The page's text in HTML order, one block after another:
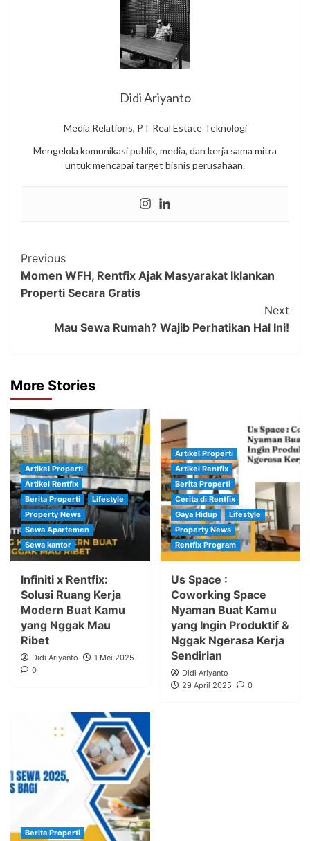
Didi Ariyanto
Media Relations, PT Real Estate Teknologi
Mengelola komunikasi publik, media, dan kerja sama mitra
untuk mencapai target bisnis perusahaan.
Post
Navigation
Previous
Momen WFH, Rentfix Ajak Masyarakat Iklankan
Properti Secara Gratis
Next
Mau Sewa Rumah? Wajib Perhatikan Hal Ini!
More Stories
Artikel Properti
Artikel Rentfix
Berita Properti
Lifestyle
Property News
Sewa Apartemen
Sewa kantor
Infiniti x Rentfix:
Solusi Ruang Kerja
Modern Buat Kamu
yang Nggak Mau
Ribet
Didi Ariyanto
1 Mei 2025
0
Artikel Properti
Artikel Rentfix
Berita Properti
Cerita di Rentfix
Gaya Hidup
Lifestyle
Property News
Rentfix Program
Us Space :
Coworking Space
Nyaman Buat Kamu
yang Ingin Produktif &
Nggak Ngerasa Kerja
Sendirian
Didi Ariyanto
29 April 2025
0
Berita Properti